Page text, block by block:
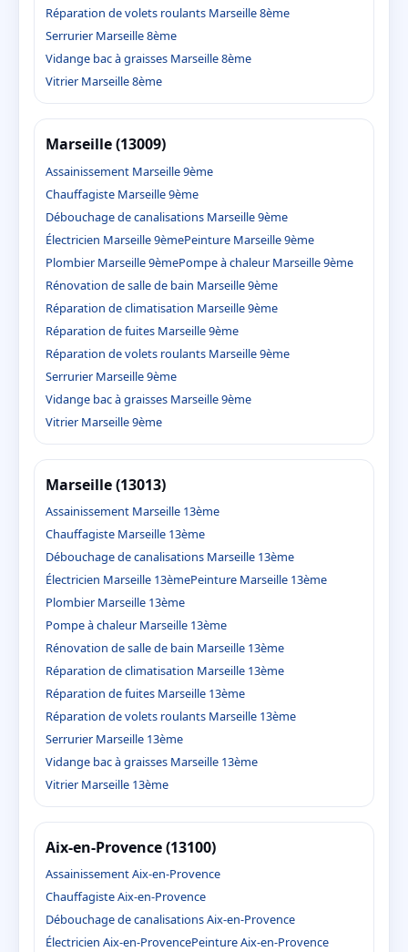
Réparation de volets roulants Marseille 8ème
Serrurier Marseille 8ème
Vidange bac à graisses Marseille 8ème
Vitrier Marseille 8ème
Marseille (13009)
Assainissement Marseille 9ème
Chauffagiste Marseille 9ème
Débouchage de canalisations Marseille 9ème
Électricien Marseille 9èmePeinture Marseille 9ème
Plombier Marseille 9èmePompe à chaleur Marseille 9ème
Rénovation de salle de bain Marseille 9ème
Réparation de climatisation Marseille 9ème
Réparation de fuites Marseille 9ème
Réparation de volets roulants Marseille 9ème
Serrurier Marseille 9ème
Vidange bac à graisses Marseille 9ème
Vitrier Marseille 9ème
Marseille (13013)
Assainissement Marseille 13ème
Chauffagiste Marseille 13ème
Débouchage de canalisations Marseille 13ème
Électricien Marseille 13èmePeinture Marseille 13ème
Plombier Marseille 13ème
Pompe à chaleur Marseille 13ème
Rénovation de salle de bain Marseille 13ème
Réparation de climatisation Marseille 13ème
Réparation de fuites Marseille 13ème
Réparation de volets roulants Marseille 13ème
Serrurier Marseille 13ème
Vidange bac à graisses Marseille 13ème
Vitrier Marseille 13ème
Aix-en-Provence (13100)
Assainissement Aix-en-Provence
Chauffagiste Aix-en-Provence
Débouchage de canalisations Aix-en-Provence
Électricien Aix-en-ProvencePeinture Aix-en-Provence